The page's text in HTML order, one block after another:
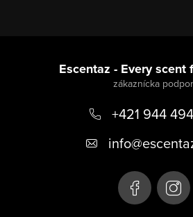
Escentaz - Every scent
+421 944
info@